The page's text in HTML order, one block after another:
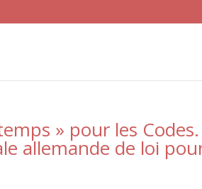
» pour les
allemande de loi